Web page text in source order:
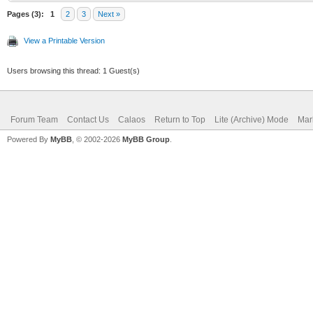
Pages (3): 1 2 3 Next »
View a Printable Version
Users browsing this thread: 1 Guest(s)
Forum Team Contact Us Calaos Return to Top Lite (Archive) Mode
Powered By MyBB , © 2002-2026 MyBB Group